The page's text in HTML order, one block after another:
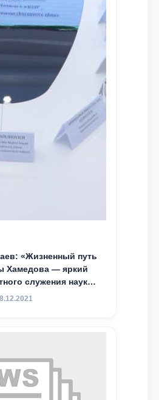
«Жизненный путь
Хамедова — яркий
служения науке,
молодого